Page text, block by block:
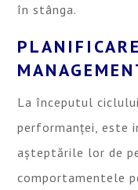
în stânga.
La începutul
performanței, este
așteptările lor de
comportamentele